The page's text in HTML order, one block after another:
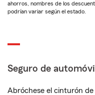
ahorros, nombres de los
podrían variar según el estado.
Seguro de
Abróchese el cinturón